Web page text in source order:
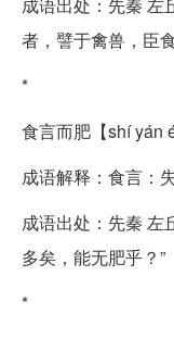
者，譬于禽兽，臣
*
食言而肥【shí yán
成语解释：食言：
成语出处：先秦 左
多矣，能无肥乎？”
*